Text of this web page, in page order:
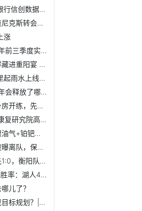
每日快讯!中亦科技中标广州银行信创数据库采购项目
最资讯丨矢口否认，字母哥谈尼克斯转会流言：这是谁说的？我...
涨
【报资讯】亚星化学：2025年前三季度实现营业总收入6.41亿元
秋高蟹肥！盐城八大碗把蟹鲜藏进重阳宴 微资讯
阳光余额不足，江苏30日夜里起雨水上线-聚看点
每日资讯：2025金融街论坛年会释放了哪些重要政策信号？
恭喜火箭队！范乔丹现身健身房开练，先从力量练起，恢复堪称神速
义诊传温情，交医-太保源申康复研究院高级医疗专家团大型义诊...
一张图看商品支撑阻力：金银油气+铂钯铜农产品期货(202510月2...
不打了！辽宁男篮三大主力被曝离队，保送广东队躺着夺冠！
湘超第七轮邵阳队获点球率先1:0，衡阳队粉丝大喊“搞回来！”
东契奇得拿50分？ESPN预测胜率：湖人48.4%，国王51.6% 微速讯
儿了？
如何通过银行的理财产品实现目标规划？|每日热点